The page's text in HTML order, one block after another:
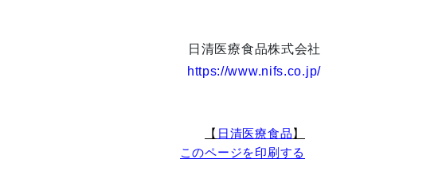
日清医療食品株式会社
https://www.nifs.co.jp/
【 日清医療食品】
このページを印刷する